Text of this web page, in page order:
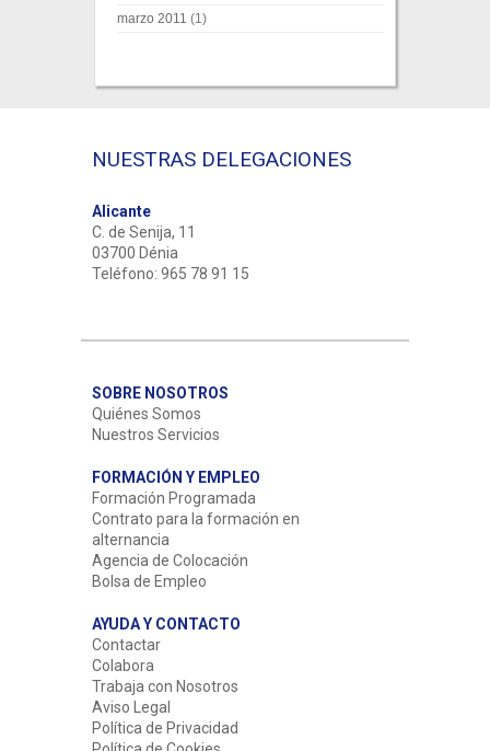
marzo 2011 (1)
NUESTRAS DELEGACIONES
Alicante
C. de Senija, 11
03700 Dénia
Teléfono: 965 78 91 15
SOBRE NOSOTROS
Quiénes Somos
Nuestros Servicios
FORMACIÓN Y EMPLEO
Formación Programada
Contrato para la formación en
alternancia
Agencia de Colocación
Bolsa de Empleo
AYUDA Y CONTACTO
Contactar
Colabora
Trabaja con Nosotros
Aviso Legal
Política de Privacidad